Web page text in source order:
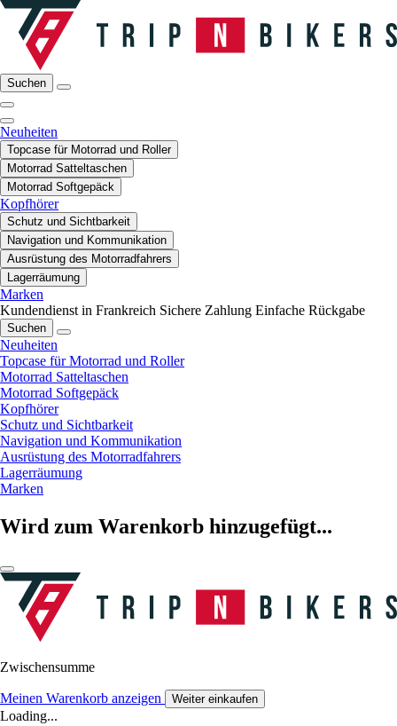
Suchen
Neuheiten
Topcase für Motorrad und Roller
Motorrad Satteltaschen
Motorrad Softgepäck
Kopfhörer
Schutz und Sichtbarkeit
Navigation und Kommunikation
Ausrüstung des Motorradfahrers
Lagerräumung
Marken
Kundendienst in Frankreich Sichere Zahlung Einfache Rückgabe
Suchen
Neuheiten
Topcase für Motorrad und Roller
Motorrad Satteltaschen
Motorrad Softgepäck
Kopfhörer
Schutz und Sichtbarkeit
Navigation und Kommunikation
Ausrüstung des Motorradfahrers
Lagerräumung
Marken
Wird zum Warenkorb hinzugefügt...
Zwischensumme
Meinen Warenkorb anzeigen Weiter einkaufen
Loading...